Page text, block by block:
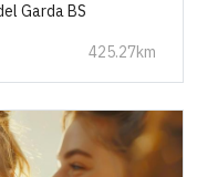
Garda BS
425.27km